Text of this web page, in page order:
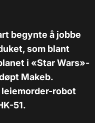
begynte å jobbe
som blant
i «Star Wars»-
Makeb.
leiemorder-robot
51.